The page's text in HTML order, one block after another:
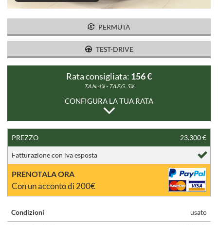
PERMUTA
TEST-DRIVE
Rata consigliata: 156 €
T.A.N. 4% - T.A.E.G. 5%
CONFIGURA LA TUA RATA
PREZZO 23.300 €
Fatturazione con iva esposta
PRENOTALA ORA
Con un acconto di 200€
Condizioni usato